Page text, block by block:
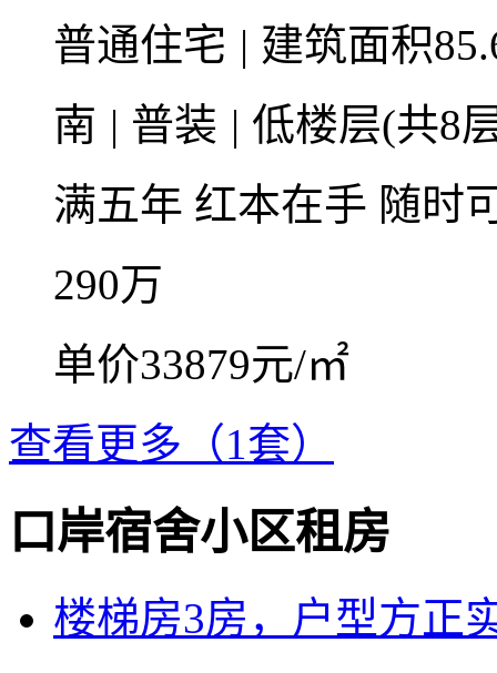
普通住宅 | 建筑面积
南 | 普装 | 低楼层(共8
满五年 红本在手 随时
290万
单价33879元/㎡
查看更多（1套）
口岸宿舍小区租房
楼梯房3房，户型方正